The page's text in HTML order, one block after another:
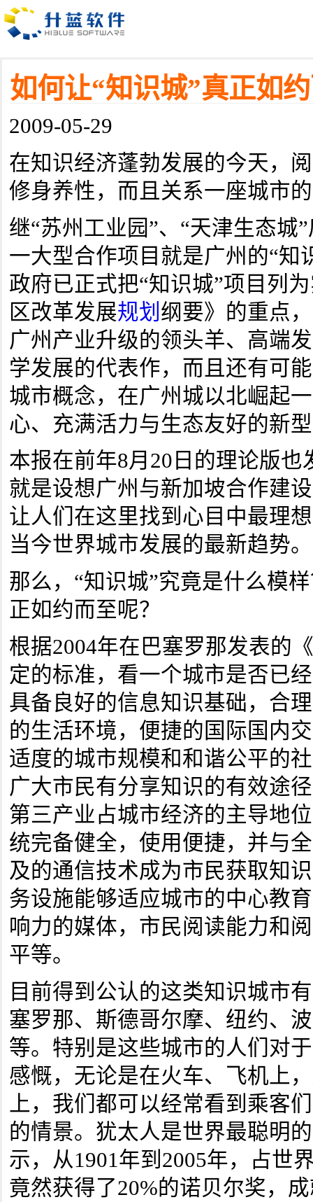
如何让“知识城”真正如
2009-05-29
在知识经济蓬勃发展的今天，
修身养性，而且关系一座城市
继“苏州工业园”、“天津生态城
一大型合作项目就是广州的“知
政府已正式把“知识城”项目列
区改革发展规划 纲要》的重点
广州产业升级的领头羊、高端
学发展的代表作，而且还有可
城市概念，在广州城以北崛起
心、充满活力与生态友好的新
本报在前年8月20日的理论版也
就是设想广州与新加坡合作建
让人们在这里找到心目中最理
当今世界城市发展的最新趋势。
那么，“知识城”究竟是什么模
正如约而至呢？
根据2004年在巴塞罗那发表的
定的标准，看一个城市是否已
具备良好的信息知识基础，合
的生活环境，便捷的国际国内
适度的城市规模和和谐公平的
广大市民有分享知识的有效途
第三产业占城市经济的主导地
统完备健全，使用便捷，并与
及的通信技术成为市民获取知
务设施能够适应城市的中心教
响力的媒体，市民阅读能力和
平等。
目前得到公认的这类知识城市
塞罗那、斯德哥尔摩、纽约、
等。特别是这些城市的人们对
感慨，无论是在火车、飞机上
上，我们都可以经常看到乘客
的情景。犹太人是世界最聪明
示，从1901年到2005年，占世
竟然获得了20%的诺贝尔奖，